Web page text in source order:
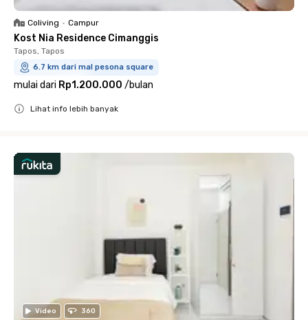
Coliving • Campur
Kost Nia Residence Cimanggis
Tapos, Tapos
6.7 km dari mal pesona square
mulai dari Rp1.200.000 /bulan
Lihat info lebih banyak
Video 360